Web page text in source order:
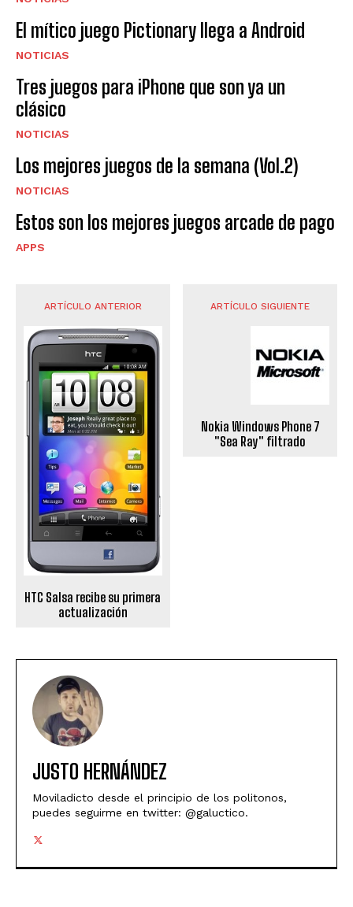
El mítico juego Pictionary llega a Android
NOTICIAS
Tres juegos para iPhone que son ya un
clásico
NOTICIAS
Los mejores juegos de la semana (Vol.2)
NOTICIAS
Estos son los mejores juegos arcade de pago
APPS
ARTÍCULO ANTERIOR
HTC Salsa recibe su primera
actualización
ARTÍCULO SIGUIENTE
Nokia Windows Phone 7
"Sea Ray" filtrado
JUSTO HERNÁNDEZ
Moviladicto desde el principio de los politonos,
puedes seguirme en twitter: @galuctico.